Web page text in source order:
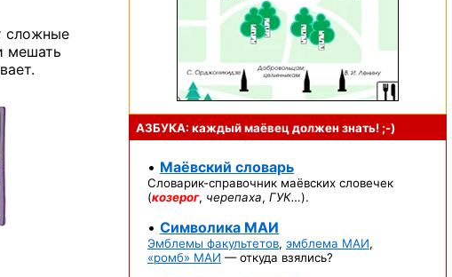
сложные
мешать
АЗБУКА: каждый маёвец должензнать! ;-)
• Маёвский словарь
Словарик-справочник маёвских словечек
(козерог, черепаха, ГУК…).
• Символика МАИ
Эмблемы факультетов, эмблема МАИ,
«ромб» МАИ — откуда взялись?